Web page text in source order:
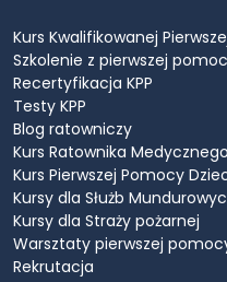
Kurs Kwalifikowanej
Szkolenie z pierwszej
Recertyfikacja KPP
Testy KPP
Blog ratowniczy
Kurs Ratownika Medycznego
Kurs Pierwszej Pomocy
Kursy dla Służb
Kursy dla Straży pożarnej
Warsztaty pierwszej
Rekrutacja